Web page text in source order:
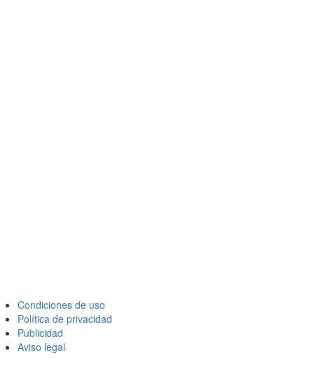
Condiciones de uso
Política de privacidad
Publicidad
Aviso legal